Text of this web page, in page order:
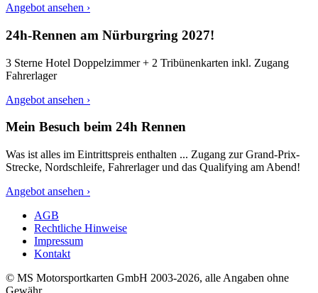
Angebot ansehen ›
24h-Rennen am Nürburgring 2027!
3 Sterne Hotel Doppelzimmer + 2 Tribünenkarten inkl. Zugang
Fahrerlager
Angebot ansehen ›
Mein Besuch beim 24h Rennen
Was ist alles im Eintrittspreis enthalten ... Zugang zur Grand-Prix-
Strecke, Nordschleife, Fahrerlager und das Qualifying am Abend!
Angebot ansehen ›
AGB
Rechtliche Hinweise
Impressum
Kontakt
© MS Motorsportkarten GmbH 2003-2026, alle Angaben ohne
Gewähr.